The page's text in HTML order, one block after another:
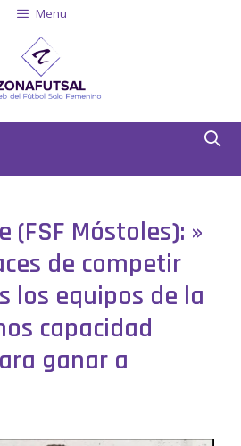
Menu
(FSF Móstoles): »
de competir
los equipos de la
capacidad
ganar a